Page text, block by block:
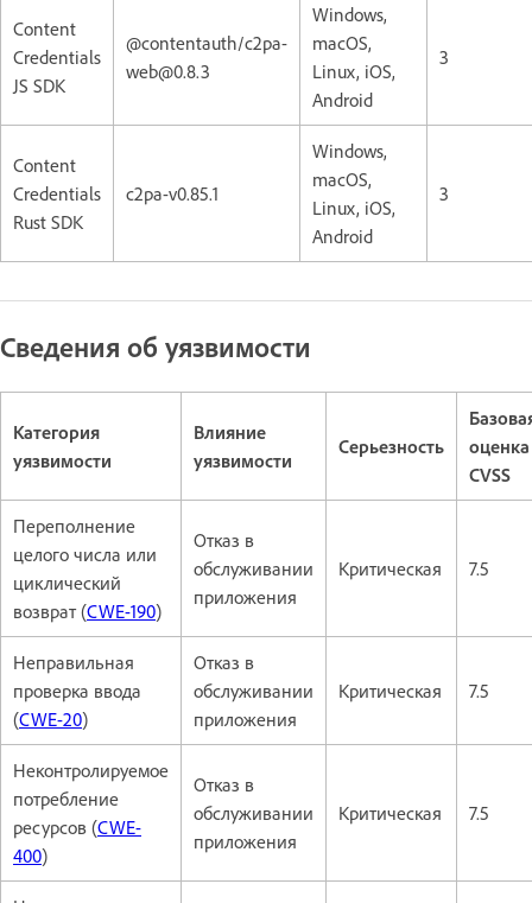
Content
Credentials
JS SDK
@contentauth/c2pa-
web@0.8.3
Windows,
macOS,
Linux, iOS,
Android
3
Content
Credentials
Rust SDK
c2pa-v0.85.1
Windows,
macOS,
Linux, iOS,
Android
3
Сведения об уязвимости
Категория
уязвимости
Влияние
уязвимости
Серьезность
оценка
CVSS
Переполнение
целого числа или
циклический
возврат (CWE-190)
Отказ в
обслуживании
приложения
Критическая 7.5
Неправильная
проверка ввода
(CWE-20)
Отказ в
обслуживании
приложения
Критическая 7.5
Неконтролируемое
потребление
ресурсов (CWE-
400)
Отказ в
обслуживании
приложения
Критическая 7.5